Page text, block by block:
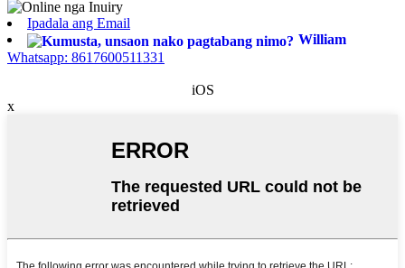
Ipadala ang Email
William
Whatsapp: 8617600511331
iOS
x